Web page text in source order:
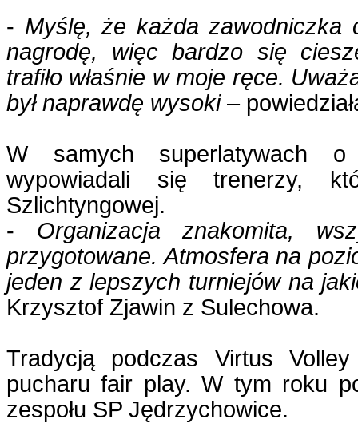
- Myślę, że każda zawodniczka
nagrodę, więc bardzo się
trafiło właśnie w moje ręce.
był naprawdę wysoki–
W samych superlatywach o
wypowiadali się trenerzy,
Szlichtyngowej.
- Organizacja znakomita,
przygotowane. Atmosfera na
jeden z lepszych turniejów na
Krzysztof Zjawin z Sulechowa.
Tradycją podczas Virtus
pucharu fair play. W tym roku
zespołu SP Jędrzychowice.